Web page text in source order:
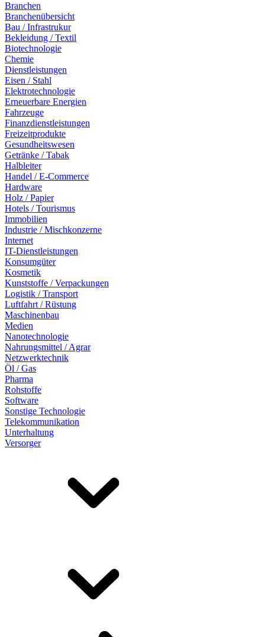
Branchen
Branchenübersicht
Bau / Infrastrukur
Bekleidung / Textil
Biotechnologie
Chemie
Dienstleistungen
Eisen / Stahl
Elektrotechnologie
Erneuerbare Energien
Fahrzeuge
Finanzdienstleistungen
Freizeitprodukte
Gesundheitswesen
Getränke / Tabak
Halbleiter
Handel / E-Commerce
Hardware
Holz / Papier
Hotels / Tourismus
Immobilien
Industrie / Mischkonzerne
Internet
IT-Dienstleistungen
Konsumgüter
Kosmetik
Kunststoffe / Verpackungen
Logistik / Transport
Luftfahrt / Rüstung
Maschinenbau
Medien
Nanotechnologie
Nahrungsmittel / Agrar
Netzwerktechnik
Öl / Gas
Pharma
Rohstoffe
Software
Sonstige Technologie
Telekommunikation
Unterhaltung
Versorger